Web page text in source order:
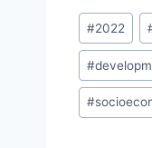
Post
Tags:
#2022
#
#